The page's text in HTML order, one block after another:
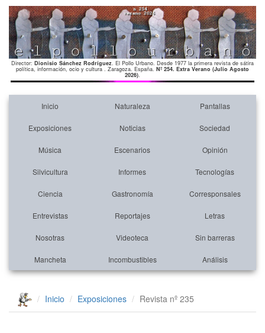
Director: Dionisio Sánchez Rodríguez. El Pollo Urbano. Desde 1977 la primera revista de sátira
política, información, ocio y cultura . Zaragoza. España. Nº 254. Extra Verano (Julio Agosto
2026).
Inicio Naturaleza Pantallas
Exposiciones Noticias Sociedad
Música Escenarios Opinión
Silvicultura Informes Tecnologías
Ciencia Gastronomía Corresponsales
Entrevistas Reportajes Letras
Nosotras Videoteca Sin barreras
Mancheta Incombustibles Análisis
Inicio Exposiciones Revista nº 235